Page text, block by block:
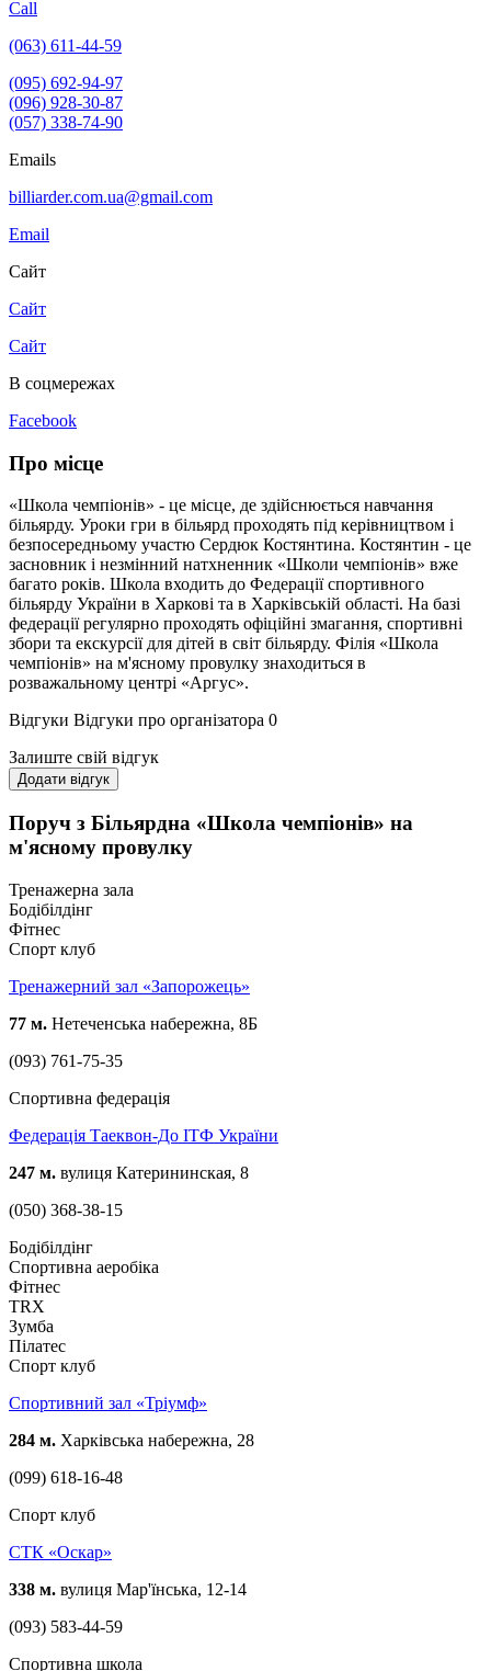
Call
(063) 611-44-59
(095) 692-94-97
(096) 928-30-87
(057) 338-74-90
Emails
billiarder.com.ua@gmail.com
Email
Сайт
Сайт
Сайт
В соцмережах
Facebook
Про місце
«Школа чемпіонів» - це місце, де здійснюється навчання
більярду. Уроки гри в більярд проходять під керівництвом і
безпосередньому участю Сердюк Костянтина. Костянтин - це
засновник і незмінний натхненник «Школи чемпіонів» вже
багато років. Школа входить до Федерації спортивного
більярду України в Харкові та в Харківській області. На базі
федерації регулярно проходять офіційні змагання, спортивні
збори та екскурсії для дітей в світ більярду. Філія «Школа
чемпіонів» на м'ясному провулку знаходиться в
розважальному центрі «Аргус».
Відгуки Відгуки про організатора 0
Залиште свій відгук
Додати відгук
Поруч з Більярдна «Школа чемпіонів» на
м'ясному провулку
Тренажерна зала
Бодібілдінг
Фітнес
Спорт клуб
Тренажерний зал «Запорожець»
77 м. Нетеченська набережна, 8Б
(093) 761-75-35
Спортивна федерація
Федерація Таеквон-До ІТФ України
247 м. вулиця Катерининская, 8
(050) 368-38-15
Бодібілдінг
Спортивна аеробіка
Фітнес
TRX
Зумба
Пілатес
Спорт клуб
Спортивний зал «Тріумф»
284 м. Харківська набережна, 28
(099) 618-16-48
Спорт клуб
СТК «Оскар»
338 м. вулиця Мар'їнська, 12-14
(093) 583-44-59
Спортивна школа